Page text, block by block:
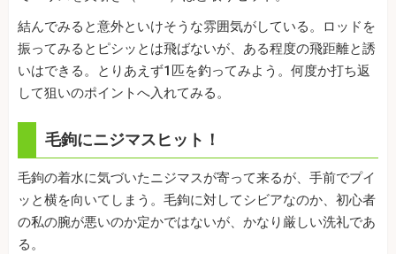
結んでみると意外といけそうな雰囲気がしている。ロッドを
振ってみるとピシッとは飛ばないが、ある程度の飛距離と誘
いはできる。とりあえず1匹を釣ってみよう。何度か打ち返
して狙いのポイントへ入れてみる。
毛鉤にニジマスヒット！
毛鉤の着水に気づいたニジマスが寄って来るが、手前でプイ
ッと横を向いてしまう。毛鉤に対してシビアなのか、初心者
の私の腕が悪いのか定かではないが、かなり厳しい洗礼であ
る。